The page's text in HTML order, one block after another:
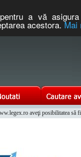
a vă
acestora.Mai
al Parcului Auto